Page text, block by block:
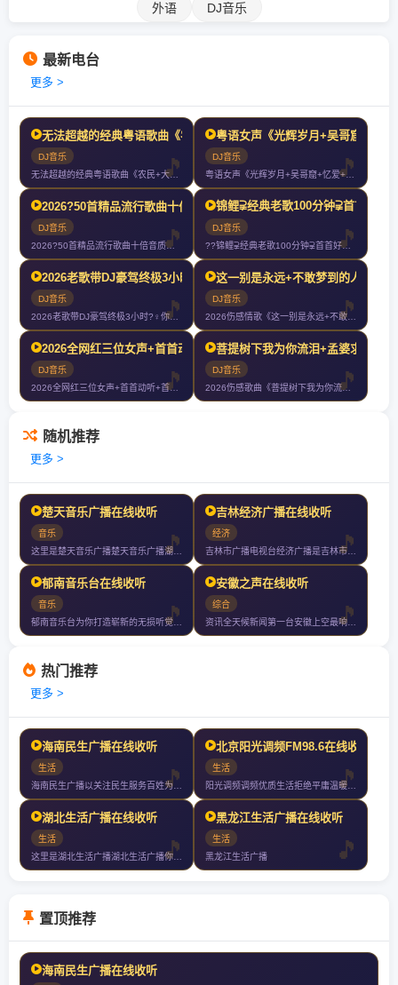
外语 DJ音乐
最新电台
更多 >
无法超越的经典粤语歌曲《农民+大地+灰色轨迹+真的爱你+光辉岁月
DJ音乐
无法超越的经典粤语歌曲《农民+大地+灰色轨迹+真的爱你+光辉岁月》车载
粤语女声《光辉岁月+吴哥窟+忆
DJ音乐
粤语女声《光辉岁月+吴哥窟+忆爱+玻璃之情+让一切随风+谁明浪子心》好
2026?50首精品流行歌曲十倍音质高清HIFI精选车载CD连载慢歌Mix?
DJ音乐
2026?50首精品流行歌曲十倍音质高清HIFI精选车载CD连载慢歌M
锦鲤⫌经典老歌100分钟⫌首首好听
DJ音乐
??锦鲤⫌经典老歌100分钟⫌首首好听7080经典老歌⫌2024再创新
2026老歌带DJ豪驾终极3小时?‍♀️你们以后就叫我大哥?
DJ音乐
2026老歌带DJ豪驾终极3小时?‍♀️你们以后就叫我大哥?
这一别是永远+不敢梦到的人+今生
DJ音乐
2026全网红三位女声+首首动听+首首伤感+首首爆赞+车载大碟滴滴滴
DJ音乐
2026全网红三位女声+首首动听+首首伤感+首首爆赞+车载大碟滴滴滴
菩提树下我为你流泪+孟婆求你一
DJ音乐
2026伤感歌曲《菩提树下我为你流泪+孟婆求你一碗忘情汤+千滴眼泪千次
随机推荐
更多 >
楚天音乐广播在线收听
音乐
吉林经济广播在线收听
经济
郁南音乐台在线收听
音乐
安徽之声在线收听
综合
热门推荐
更多 >
海南民生广播在线收听
生活
北京阳光调频FM98.6在线收听
生活
湖北生活广播在线收听
生活
黑龙江生活广播在线收听
生活
黑龙江生活广播
置顶推荐
海南民生广播在线收听